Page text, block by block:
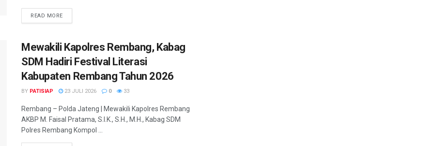
READ MOREDETAILS
Mewakili Kapolres Rembang, Kabag
SDM Hadiri Festival Literasi
Kabupaten Rembang Tahun 2026
BY PATISIAP 23 JULI 2026 0 33
Rembang – Polda Jateng | Mewakili Kapolres Rembang
AKBP M. Faisal Pratama, S.I.K., S.H., M.H., Kabag SDM
Polres Rembang Kompol ...